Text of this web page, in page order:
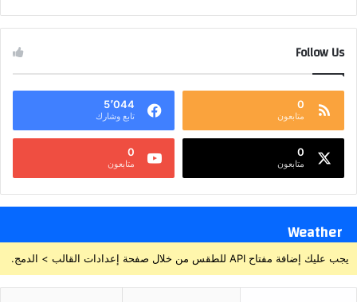
Follow Us
0
متابعون
5٬044
تابع وشارك
0
متابعون
0
متابعون
Weather
يجب عليك إضافة مفتاح API للطقس من خلال صفحة إعدادات القالب > الدمج.